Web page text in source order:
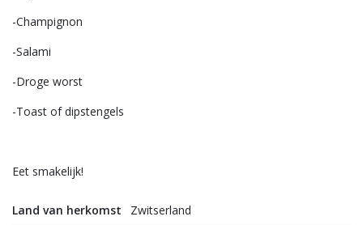
-Champignon
-Salami
-Droge worst
-Toast of dipstengels
Eet smakelijk!
Land van herkomst
Zwitserland